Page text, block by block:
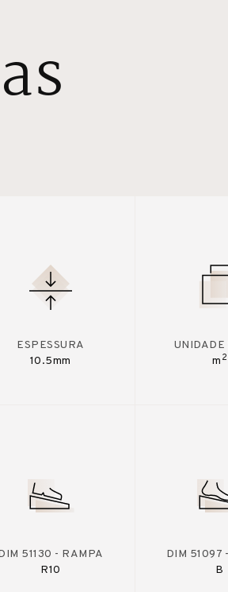
ESPESSURA
10.5mm
UNIDADE
m 2
51130 - RAMPA
R10
DIM 51097
B